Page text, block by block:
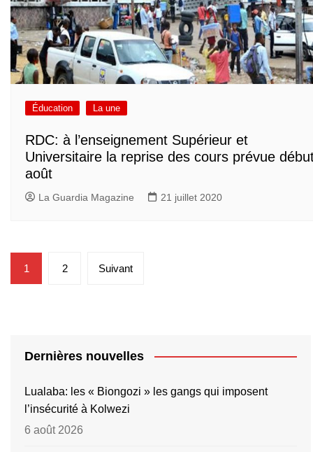
Éducation La une
RDC: à l’enseignement Supérieur et
Universitaire la reprise des cours prévue
août
La Guardia Magazine 21 juillet 2020
Pagination
des
1 2 Suivant
Dernières nouvelles
Lualaba: les « Biongozi » les gangs qui imposent
l’insécurité à Kolwezi
6 août 2026